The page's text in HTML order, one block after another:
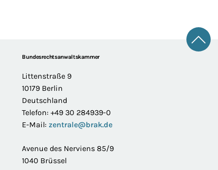
FooterBundesrechtsanwaltskammer
Littenstraße 9
10179 Berlin
Deutschland
Telefon: +49 30 284939-0
E-Mail: zentrale@brak.de
Avenue des Nerviens 85/9
1040 Brüssel